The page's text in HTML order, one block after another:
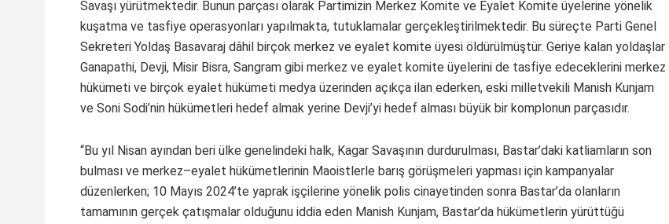
Savaşı yürütmektedir. Bunun parçası olarak Partimizin Merkez Komite ve Eyalet Komite üyelerine yönelik
kuşatma ve tasfiye operasyonları yapılmakta, tutuklamalar gerçekleştirilmektedir. Bu süreçte Parti Genel
Sekreteri Yoldaş Basavaraj dâhil birçok merkez ve eyalet komite üyesi öldürülmüştür. Geriye kalan yoldaşlar
Ganapathi, Devji, Misir Bisra, Sangram gibi merkez ve eyalet komite üyelerini de tasfiye edeceklerini merkez
hükümeti ve birçok eyalet hükümeti medya üzerinden açıkça ilan ederken, eski milletvekili Manish Kunjam
ve Soni Sodi’nin hükümetleri hedef almak yerine Devji’yi hedef alması büyük bir komplonun parçasıdır.
“Bu yıl Nisan ayından beri ülke genelindeki halk, Kagar Savaşının durdurulması, Bastar’daki katliamların son
bulması ve merkez–eyalet hükümetlerinin Maoistlerle barış görüşmeleri yapması için kampanyalar
düzenlerken; 10 Mayıs 2024’te yaprak işçilerine yönelik polis cinayetinden sonra Bastar’da olanların
tamamının gerçek çatışmalar olduğunu iddia eden Manish Kunjam, Bastar’da hükümetlerin yürüttüğü